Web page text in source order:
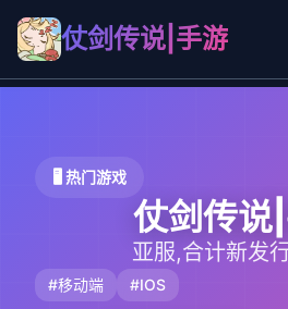
仗剑传说|手游
🖥️ 热门游戏
仗剑传说
亚服,合计新发
#移动端 #IOS